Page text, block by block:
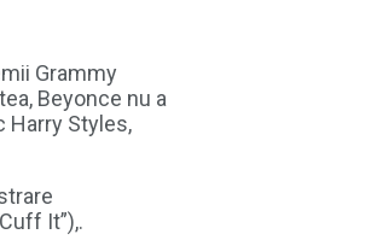
Grammy
Beyonce nu a
Harry Styles,
It”),.